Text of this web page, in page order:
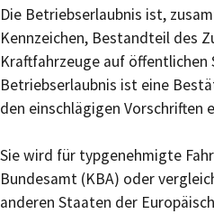
Die Betriebserlaubnis ist,
Kennzeichen, Bestandteil des
Kraftfahrzeuge auf öffentlichen
Betriebserlaubnis ist eine
den einschlägigen Vorschriften
Sie wird für typgenehmigte
Bundesamt (KBA) oder
anderen Staaten der